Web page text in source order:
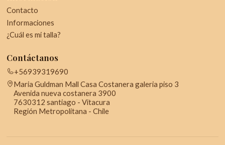
Contacto
Informaciones
¿Cuál es mi talla?
Contáctanos
+56939319690
Maria Guldman Mall Casa Costanera galeria piso 3
Avenida nueva costanera 3900
7630312 santiago - Vitacura
Región Metropolitana - Chile